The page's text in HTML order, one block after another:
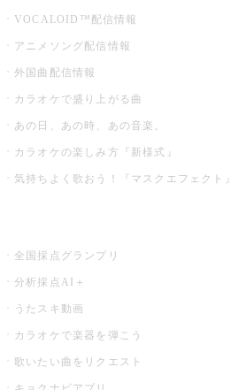
VOCALOID™配信情報
アニメソング配信情報
外国曲配信情報
カラオケで盛り上がる曲
あの日、あの時、あの音楽。
カラオケの楽しみ方『新様式』
気持ちよく歌おう！『マスクエフェクト』
全国採点グランプリ
分析採点AI＋
うたスキ動画
カラオケで楽器を弾こう
歌いたい曲をリクエスト